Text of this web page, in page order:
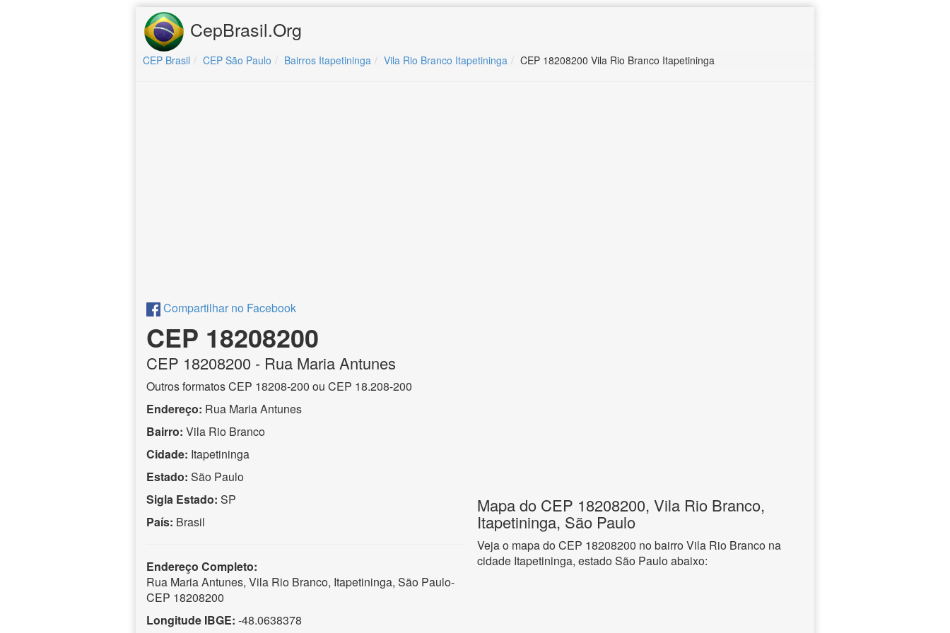
CepBrasil.Org
CEP Brasil CEP São Paulo Bairros Itapetininga Vila Rio Branco Itapetininga CEP 18208200 Vila Rio Branco Itapetininga
Compartilhar no Facebook
CEP 18208200
CEP 18208200 - Rua Maria Antunes
Outros formatos CEP 18208-200 ou CEP 18.208-200
Endereço: Rua Maria Antunes
Bairro: Vila Rio Branco
Cidade: Itapetininga
Estado: São Paulo
Sigla Estado: SP
País: Brasil
Endereço Completo:
Rua Maria Antunes, Vila Rio Branco, Itapetininga, São Paulo-
CEP 18208200
Longitude IBGE: -48.0638378
Mapa do CEP 18208200, Vila Rio Branco,
Itapetininga, São Paulo
Veja o mapa do CEP 18208200 no bairro Vila Rio Branco na
cidade Itapetininga, estado São Paulo abaixo: